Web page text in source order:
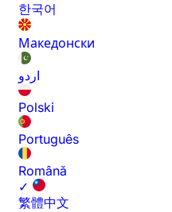
한국어
Македонски
اردو
Polski
Português
Română
✓
繁體中文